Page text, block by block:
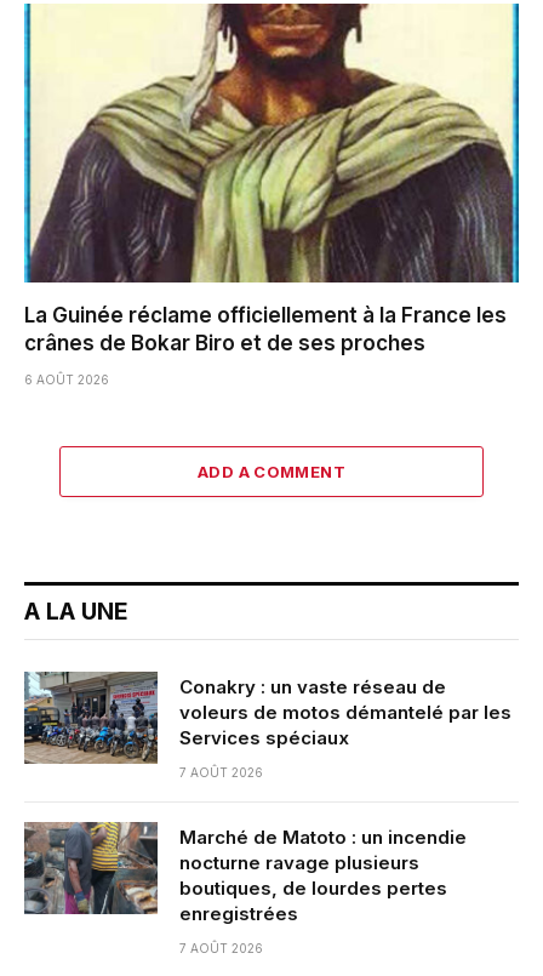
La Guinée réclame officiellement à la France les
crânes de Bokar Biro et de ses proches
6 AOÛT 2026
ADD A COMMENT
A LA UNE
Conakry : un vaste réseau de
voleurs de motos démantelé par les
Services spéciaux
7 AOÛT 2026
Marché de Matoto : un incendie
nocturne ravage plusieurs
boutiques, de lourdes pertes
enregistrées
7 AOÛT 2026